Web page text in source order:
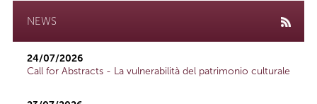
NEWS
24/07/2026
Call for Abstracts - La vulnerabilità del patrimonio culturale